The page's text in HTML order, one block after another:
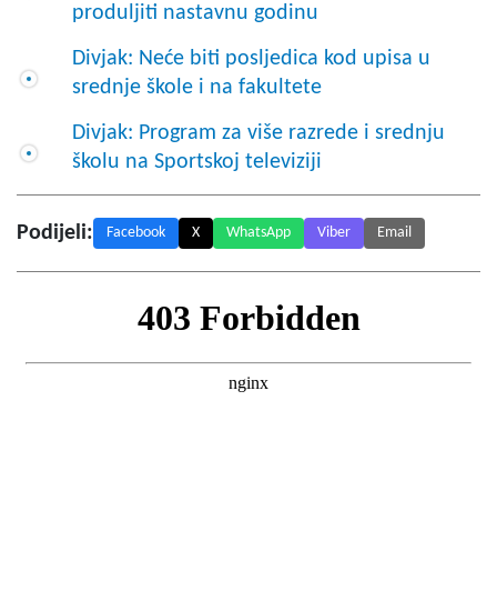
produljiti nastavnu godinu
Divjak: Neće biti posljedica kod upisa u
srednje škole i na fakultete
Divjak: Program za više razrede i srednju
školu na Sportskoj televiziji
Podijeli: Facebook X WhatsApp Viber Email